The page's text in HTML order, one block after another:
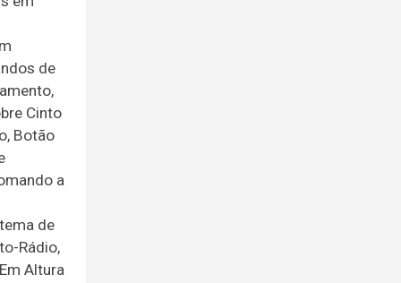
de
Cinto
Botão
a
de
Rádio,
Altura